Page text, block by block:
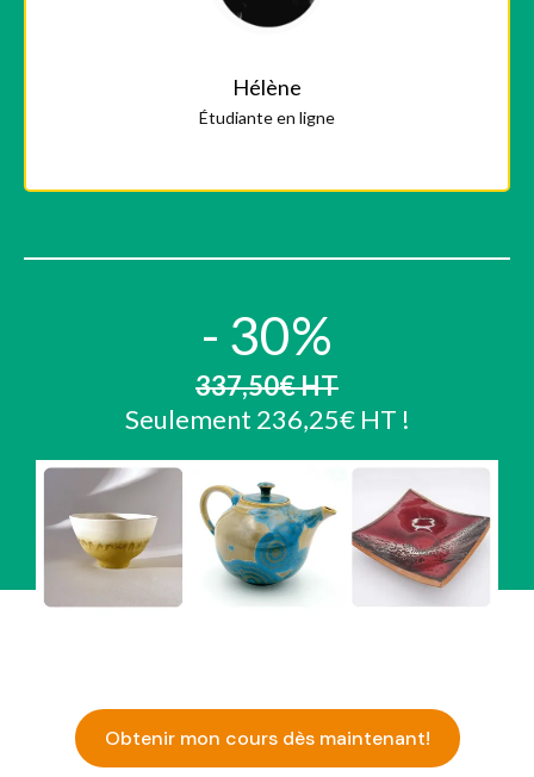
Hélène
Étudiante en ligne
- 30%
337,50€ HT
Seulement 236,25€ HT !
Obtenir mon cours dès maintenant!